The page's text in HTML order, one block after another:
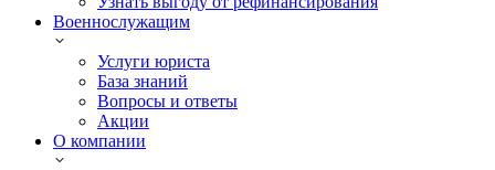
Военнослужащим
Услуги юриста
База знаний
Вопросы и ответы
Акции
О компании